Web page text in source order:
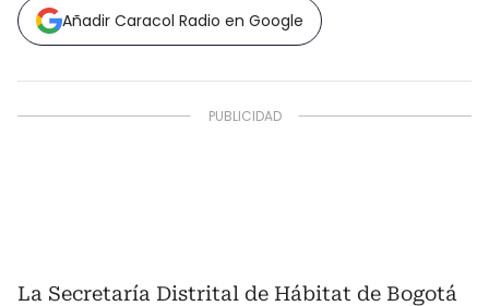
Añadir Caracol Radio en Google
La Secretaría Distrital de Hábitat de Bogotá